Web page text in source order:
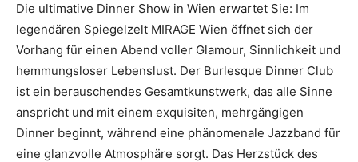
Die ultimative Dinner Show in Wien erwartet Sie: Im
legendären Spiegelzelt MIRAGE Wien öffnet sich der
Vorhang für einen Abend voller Glamour, Sinnlichkeit und
hemmungsloser Lebenslust. Der Burlesque Dinner Club
ist ein berauschendes Gesamtkunstwerk, das alle Sinne
anspricht und mit einem exquisiten, mehrgängigen
Dinner beginnt, während eine phänomenale Jazzband für
eine glanzvolle Atmosphäre sorgt. Das Herzstück des